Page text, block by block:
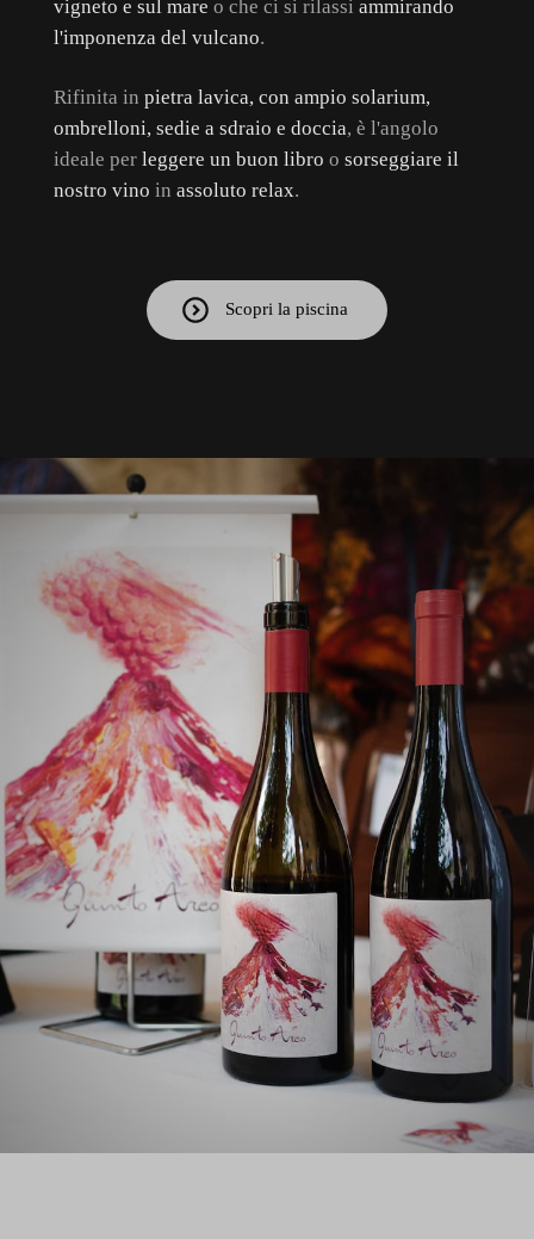
vigneto e sul mare o che ci si rilassi ammirando
l'imponenza del vulcano.
Rifinita in pietra lavica, con ampio solarium,
ombrelloni, sedie a sdraio e doccia, è l'angolo
ideale per leggere un buon libro o sorseggiare il
nostro vino in assoluto relax.
Scopri la piscina